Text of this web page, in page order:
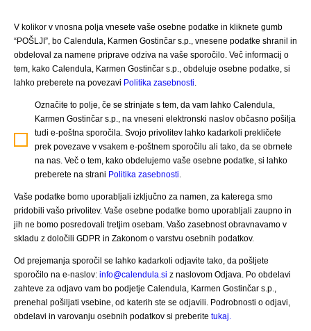
V kolikor v vnosna polja vnesete vaše osebne podatke in kliknete gumb
“POŠLJI”, bo Calendula, Karmen Gostinčar s.p., vnesene podatke shranil in
obdeloval za namene priprave odziva na vaše sporočilo. Več informacij o
tem, kako Calendula, Karmen Gostinčar s.p., obdeluje osebne podatke, si
lahko preberete na povezavi Politika zasebnosti.
Označite to polje, če se strinjate s tem, da vam lahko Calendula,
Karmen Gostinčar s.p., na vneseni elektronski naslov občasno pošilja
tudi e-poštna sporočila. Svojo privolitev lahko kadarkoli prekličete
prek povezave v vsakem e-poštnem sporočilu ali tako, da se obrnete
na nas. Več o tem, kako obdelujemo vaše osebne podatke, si lahko
preberete na strani Politika zasebnosti.
Vaše podatke bomo uporabljali izključno za namen, za katerega smo
pridobili vašo privolitev. Vaše osebne podatke bomo uporabljali zaupno in
jih ne bomo posredovali tretjim osebam. Vašo zasebnost obravnavamo v
skladu z določili GDPR in Zakonom o varstvu osebnih podatkov.
Od prejemanja sporočil se lahko kadarkoli odjavite tako, da pošljete
sporočilo na e-naslov: info@calendula.si z naslovom Odjava. Po obdelavi
zahteve za odjavo vam bo podjetje Calendula, Karmen Gostinčar s.p.,
prenehal pošiljati vsebine, od katerih ste se odjavili. Podrobnosti o odjavi,
obdelavi in varovanju osebnih podatkov si preberite tukaj.